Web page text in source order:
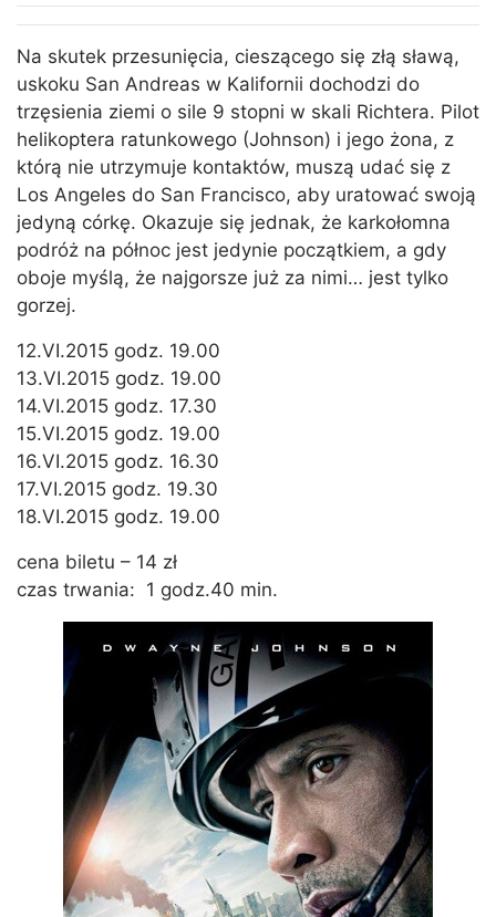
Na skutek przesunięcia, cieszącego się złą sławą,
uskoku San Andreas w Kalifornii dochodzi do
trzęsienia ziemi o sile 9 stopni w skali Richtera. Pilot
helikoptera ratunkowego (Johnson) i jego żona, z
którą nie utrzymuje kontaktów, muszą udać się z
Los Angeles do San Francisco, aby uratować swoją
jedyną córkę. Okazuje się jednak, że karkołomna
podróż na północ jest jedynie początkiem, a gdy
oboje myślą, że najgorsze już za nimi… jest tylko
gorzej.
12.VI.2015 godz. 19.00
13.VI.2015 godz. 19.00
14.VI.2015 godz. 17.30
15.VI.2015 godz. 19.00
16.VI.2015 godz. 16.30
17.VI.2015 godz. 19.30
18.VI.2015 godz. 19.00
cena biletu – 14 zł
czas trwania: 1 godz.40 min.